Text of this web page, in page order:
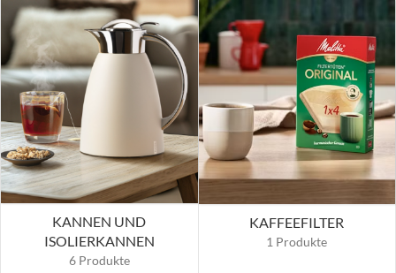
KANNEN UND
ISOLIERKANNEN
6 Produkte
KAFFEEFILTER
1 Produkte